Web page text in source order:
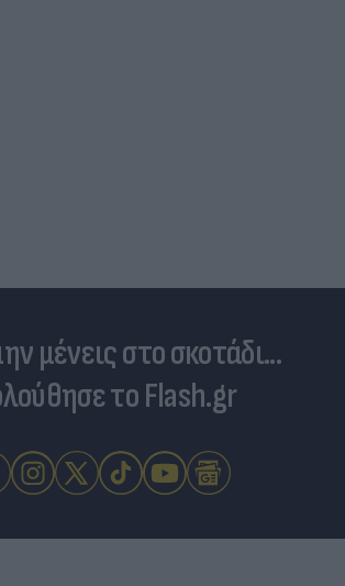
μένεις στο σκοτάδι...
το Flash.gr